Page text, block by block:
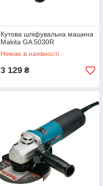
Кутова шліфувальна машина
Makita GA 5030R
Немає в наявності
3 129 ₴